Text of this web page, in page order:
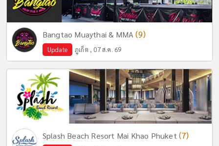
Bangtao Muaythai & MMA(9)
Update ภูเก็ต , 07 ส.ค. 69
Splash Beach Resort Mai Khao Phuket (7)